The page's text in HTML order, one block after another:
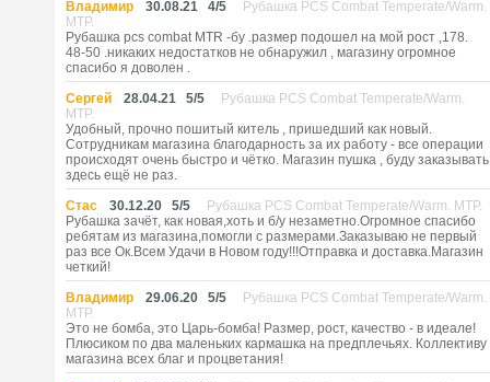
Владимир
30.08.21 4/5
Рубашка PCS Combat Temperate/Warm.
MTP.
Рубашка pcs combat MTR -бу .размер подошел на мой рост ,178.
48-50 .никаких недостатков не обнаружил , магазину огромное
спасибо я доволен .
Сергей
28.04.21 5/5
Рубашка PCS Combat Temperate/Warm.
MTP.
Удобный, прочно пошитый китель , пришедший как новый.
Сотрудникам магазина благодарность за их работу - все операции
происходят очень быстро и чётко. Магазин пушка , буду заказывать
здесь ещё не раз.
Стас
30.12.20 5/5
Рубашка PCS Combat Temperate/Warm. MTP.
Рубашка зачёт, как новая,хоть и б/у незаметно.Огромное спасибо
ребятам из магазина,помогли с размерами.Заказываю не первый
раз все Ок.Всем Удачи в Новом году!!!Отправка и доставка.Магазин
четкий!
Владимир
29.06.20 5/5
Рубашка PCS Combat Temperate/Warm.
MTP.
Это не бомба, это Царь-бомба! Размер, рост, качество - в идеале!
Плюсиком по два маленьких кармашка на предплечьях. Коллективу
магазина всех благ и процветания!